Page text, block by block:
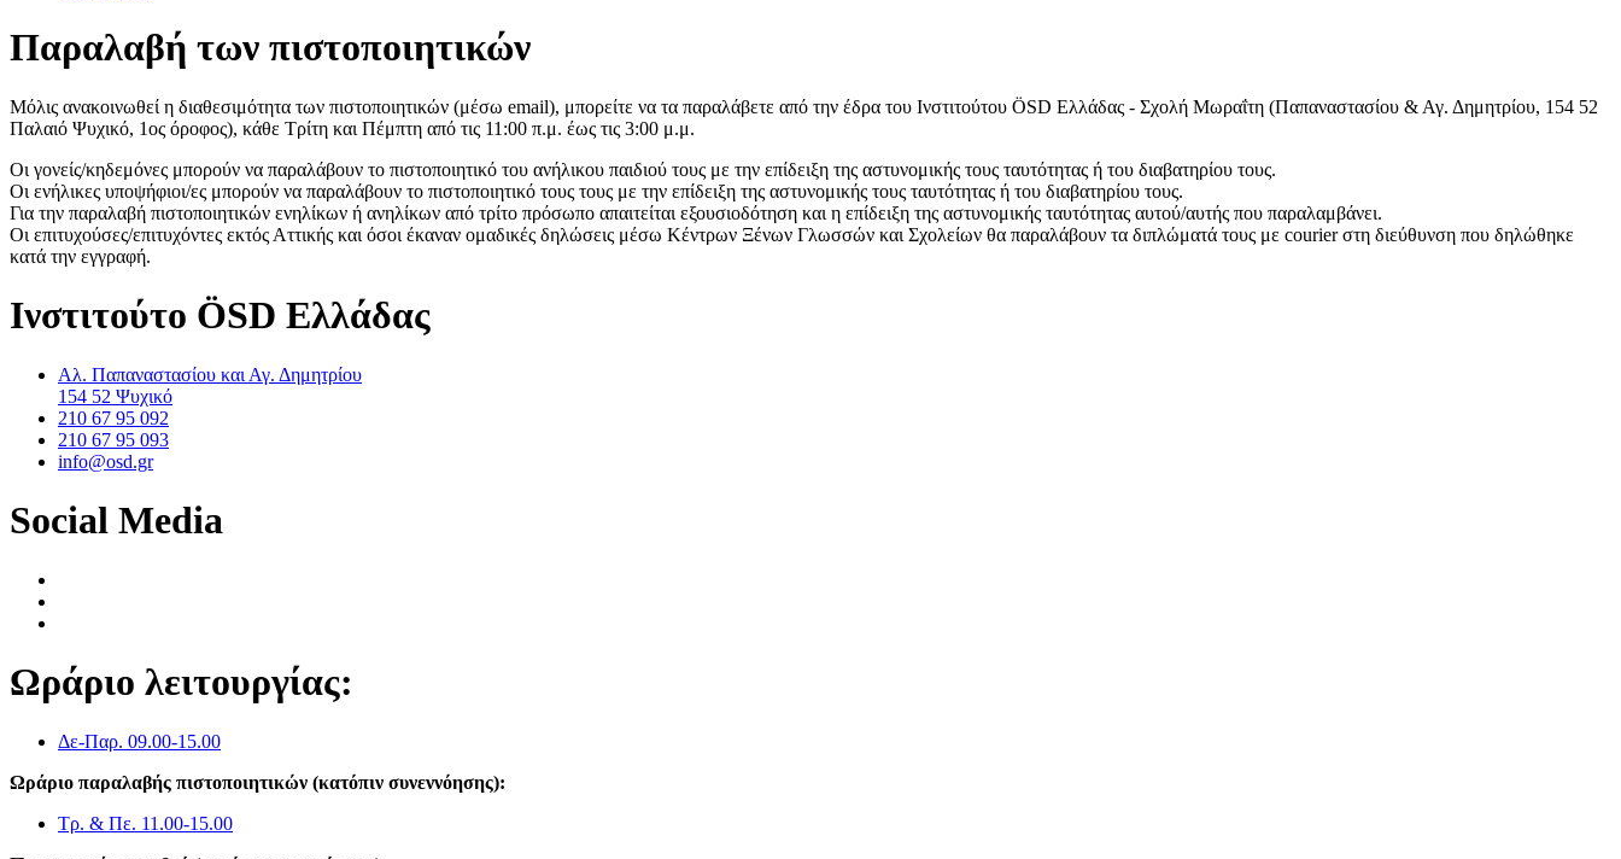
Παραλαβή των πιστοποιητικών
Μόλις ανακοινωθεί η διαθεσιμότητα των πιστοποιητικών (μέσω email), μπορείτε να τα παραλάβετε από την έδρα του Ινστιτούτου ÖSD Ελλάδας - Σχολή Μωραΐτη (Παπαναστασίου & Αγ. Δημητρίου, 154 52
Παλαιό Ψυχικό, 1ος όροφος), κάθε Τρίτη και Πέμπτη από τις 11:00 π.μ. έως τις 3:00 μ.μ.
Οι γονείς/κηδεμόνες μπορούν να παραλάβουν το πιστοποιητικό του ανήλικου παιδιού τους με την επίδειξη της αστυνομικής τους ταυτότητας ή του διαβατηρίου τους.
Οι ενήλικες υποψήφιοι/ες μπορούν να παραλάβουν το πιστοποιητικό τους τους με την επίδειξη της αστυνομικής τους ταυτότητας ή του διαβατηρίου τους.
Για την παραλαβή πιστοποιητικών ενηλίκων ή ανηλίκων από τρίτο πρόσωπο απαιτείται εξουσιοδότηση και η επίδειξη της αστυνομικής ταυτότητας αυτού/αυτής που παραλαμβάνει.
Οι επιτυχούσες/επιτυχόντες εκτός Αττικής και όσοι έκαναν ομαδικές δηλώσεις μέσω Κέντρων Ξένων Γλωσσών και Σχολείων θα παραλάβουν τα διπλώματά τους με courier στη διεύθυνση που δηλώθηκε
κατά την εγγραφή.
Ινστιτούτο ÖSD Ελλάδας
Αλ. Παπαναστασίου και Αγ. Δημητρίου
154 52 Ψυχικό
210 67 95 092
210 67 95 093
info@osd.gr
Social Media
Ωράριο λειτουργίας:
Δε-Παρ. 09.00-15.00
Ωράριο παραλαβής πιστοποιητικών (κατόπιν συνεννόησης):
Τρ. & Πε. 11.00-15.00